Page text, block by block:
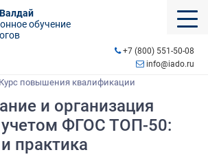
обучение
+7 (800) 551-50-08
info@iado.ru
Курс повышения квалификации
и организация
учетом ФГОС ТОП-50:
практика